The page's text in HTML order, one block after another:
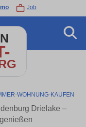
Job
WOHNUNG-KAUFEN
Drielake –